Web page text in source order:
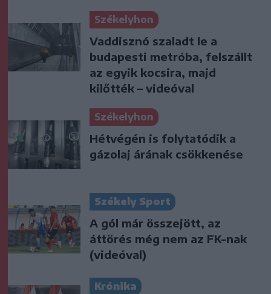
Székelyhon
Vaddisznó szaladt le a
budapesti metróba, felszállt
az egyik kocsira, majd
kilőtték – videóval
Székelyhon
Hétvégén is folytatódik a
gázolaj árának csökkenése
Székely Sport
A gól már összejött, az
áttörés még nem az FK-nak
(videóval)
Krónika